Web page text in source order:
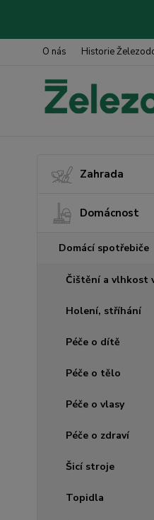
O nás Historie
Zahrada
Domácnost
Domácí spotřebiče
Čištění a vlhkost
Holení, stříhání
Péče o dítě
Péče o tělo
Péče o vlasy
Péče o zdraví
Šicí stroje
Topidla